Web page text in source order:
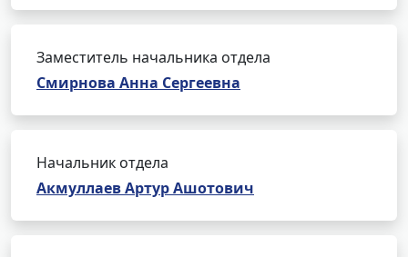
Заместитель начальника отдела
Смирнова Анна Сергеевна
Начальник отдела
Акмуллаев Артур Ашотович